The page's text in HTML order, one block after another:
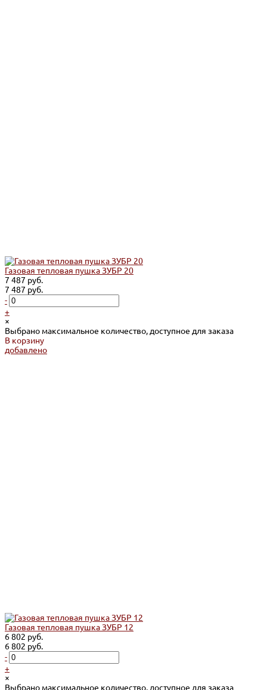
Газовая тепловая пушка ЗУБР 20
7 487 руб.
7 487 руб.
-
+
×
Выбрано максимальное количество, доступное для заказа
В корзину
добавлено
Газовая тепловая пушка ЗУБР 12
6 802 руб.
6 802 руб.
-
+
×
Выбрано максимальное количество, доступное для заказа